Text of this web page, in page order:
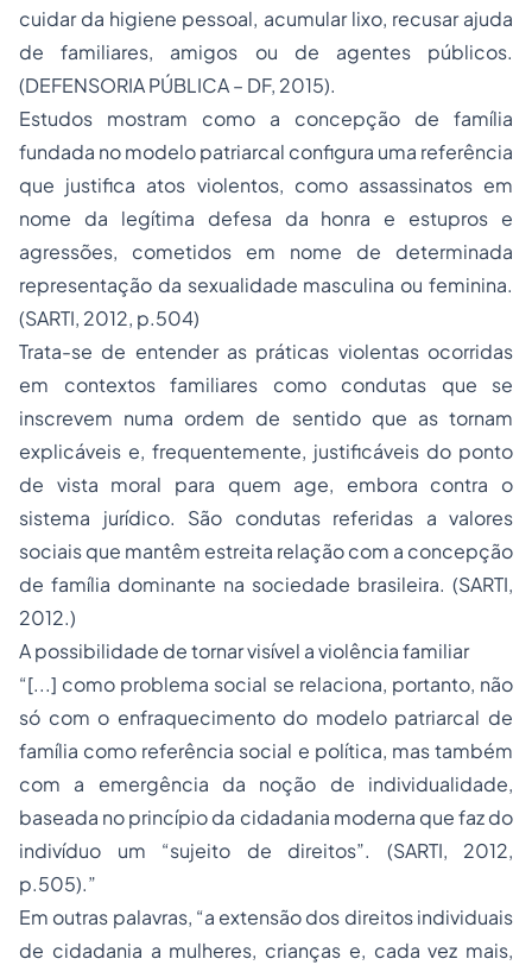
cuidar da higiene pessoal, acumular lixo, recusar ajuda
de familiares, amigos ou de agentes públicos.
(DEFENSORIA PÚBLICA – DF, 2015).
Estudos mostram como a concepção de família
fundada no modelo patriarcal configura uma referência
que justifica atos violentos, como assassinatos em
nome da legítima defesa da honra e estupros e
agressões, cometidos em nome de determinada
representação da sexualidade masculina ou feminina.
(SARTI, 2012, p.504)
Trata-se de entender as práticas violentas ocorridas
em contextos familiares como condutas que se
inscrevem numa ordem de sentido que as tornam
explicáveis e, frequentemente, justificáveis do ponto
de vista moral para quem age, embora contra o
sistema jurídico. São condutas referidas a valores
sociais que mantêm estreita relação com a concepção
de família dominante na sociedade brasileira. (SARTI,
2012.)
A possibilidade de tornar visível a violência familiar
“[...] como problema social se relaciona, portanto, não
só com o enfraquecimento do modelo patriarcal de
família como referência social e política, mas também
com a emergência da noção de individualidade,
baseada no princípio da cidadania moderna que faz do
indivíduo um “sujeito de direitos”. (SARTI, 2012,
p.505).”
Em outras palavras, “a extensão dos direitos individuais
de cidadania a mulheres, crianças e, cada vez mais,